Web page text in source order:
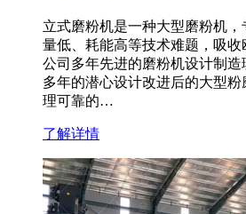
立式磨粉机是一种大型磨粉机
量低、耗能高等技术难题，吸
公司多年先进的磨粉机设计制
多年的潜心设计改进后的大型
理可靠的…
了解详情